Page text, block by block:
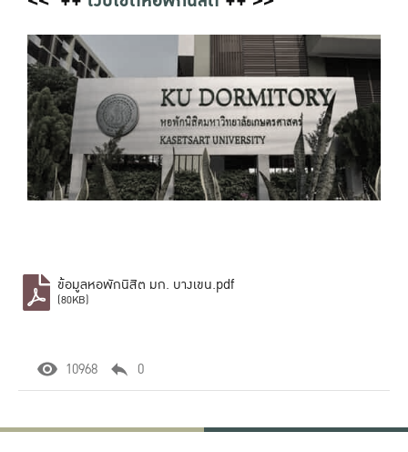
ข้อมูลหอพักนิสิต มก. บางเขน.pdf
(80KB)
10968 0